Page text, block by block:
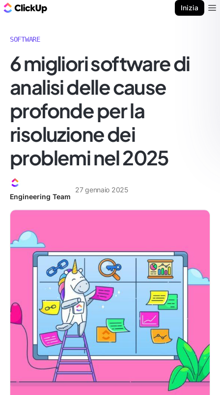
Inizia
SOFTWARE
6 migliori software di
analisi delle cause
profonde per la
risoluzione dei
problemi nel 2025
Engineering Team
27 gennaio 2025